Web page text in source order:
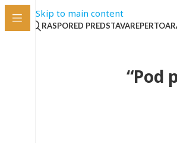
Skip to main content
RASPORED PREDSTAVAREPERTOAR
“Pod